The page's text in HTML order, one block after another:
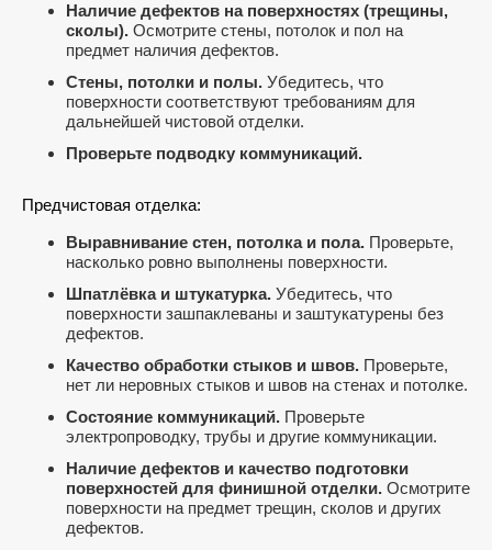
Наличие дефектов на поверхностях (трещины,
сколы). Осмотрите стены, потолок и пол на
предмет наличия дефектов.
Стены, потолки и полы. Убедитесь, что
поверхности соответствуют требованиям для
дальнейшей чистовой отделки.
Проверьте подводку коммуникаций.
Предчистовая отделка:
Выравнивание стен, потолка и пола. Проверьте,
насколько ровно выполнены поверхности.
Шпатлёвка и штукатурка. Убедитесь, что
поверхности зашпаклеваны и заштукатурены без
дефектов.
Качество обработки стыков и швов. Проверьте,
нет ли неровных стыков и швов на стенах и потолке.
Состояние коммуникаций. Проверьте
электропроводку, трубы и другие коммуникации.
Наличие дефектов и качество подготовки
поверхностей для финишной отделки. Осмотрите
поверхности на предмет трещин, сколов и других
дефектов.